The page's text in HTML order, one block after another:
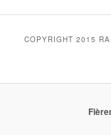
COPYRIGHT 2015